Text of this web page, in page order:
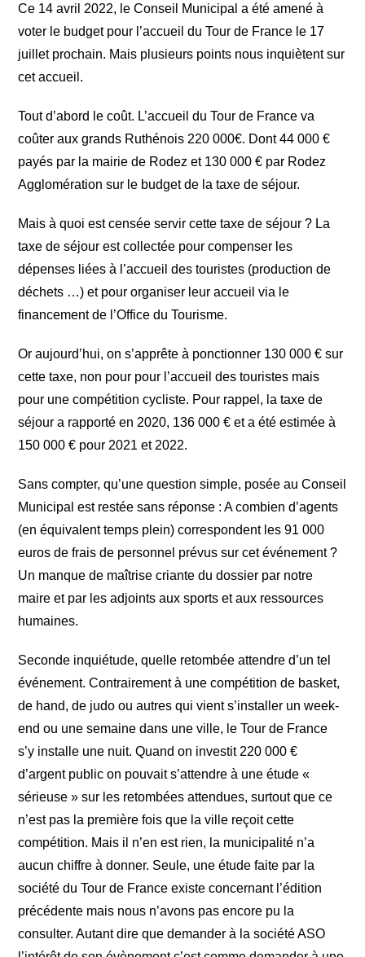
Ce 14 avril 2022, le Conseil Municipal a été amené à
voter le budget pour l’accueil du Tour de France le 17
juillet prochain. Mais plusieurs points nous inquiètent sur
cet accueil.
Tout d’abord le coût. L’accueil du Tour de France va
coûter aux grands Ruthénois 220 000€. Dont 44 000 €
payés par la mairie de Rodez et 130 000 € par Rodez
Agglomération sur le budget de la taxe de séjour.
Mais à quoi est censée servir cette taxe de séjour ? La
taxe de séjour est collectée pour compenser les
dépenses liées à l’accueil des touristes (production de
déchets …) et pour organiser leur accueil via le
financement de l’Office du Tourisme.
Or aujourd’hui, on s’apprête à ponctionner 130 000 € sur
cette taxe, non pour pour l’accueil des touristes mais
pour une compétition cycliste. Pour rappel, la taxe de
séjour a rapporté en 2020, 136 000 € et a été estimée à
150 000 € pour 2021 et 2022.
Sans compter, qu’une question simple, posée au Conseil
Municipal est restée sans réponse : A combien d’agents
(en équivalent temps plein) correspondent les 91 000
euros de frais de personnel prévus sur cet événement ?
Un manque de maîtrise criante du dossier par notre
maire et par les adjoints aux sports et aux ressources
humaines.
Seconde inquiétude, quelle retombée attendre d’un tel
événement. Contrairement à une compétition de basket,
de hand, de judo ou autres qui vient s’installer un week-
end ou une semaine dans une ville, le Tour de France
s’y installe une nuit. Quand on investit 220 000 €
d’argent public on pouvait s’attendre à une étude «
sérieuse » sur les retombées attendues, surtout que ce
n’est pas la première fois que la ville reçoit cette
compétition. Mais il n’en est rien, la municipalité n’a
aucun chiffre à donner. Seule, une étude faite par la
société du Tour de France existe concernant l’édition
précédente mais nous n’avons pas encore pu la
consulter. Autant dire que demander à la société ASO